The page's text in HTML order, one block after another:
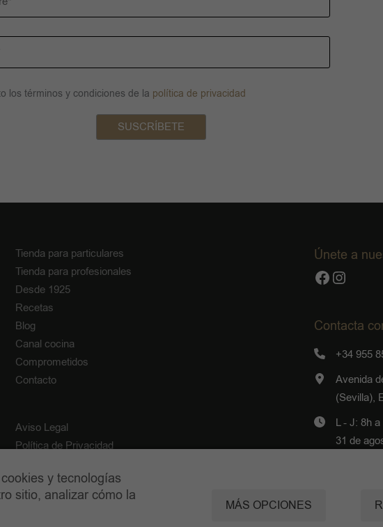
los términos y condiciones de la política de privacidad
Tienda para particulares
Tienda para profesionales
Desde 1925
Recetas
Blog
Canal cocina
Comprometidos
Contacto
Aviso Legal
Política de Privacidad
Condiciones generales de venta
Únete a
Facebook
Contacta
+34 955
Avenida
(Sevilla),
L - J: 8h
31 de
y tecnologías
sitio, analizar cómo la
MÁS OPCIONES